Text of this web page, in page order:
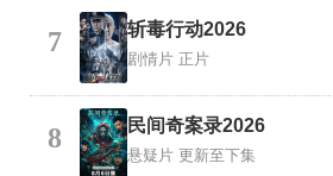
7 斩毒行动2026
剧情片 正片
8 民间奇案录2026
悬疑片 更新至下集